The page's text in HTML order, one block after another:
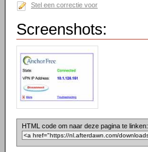
Stel een correctie voor
Screenshots:
HTML code om naar deze pagina te linken: